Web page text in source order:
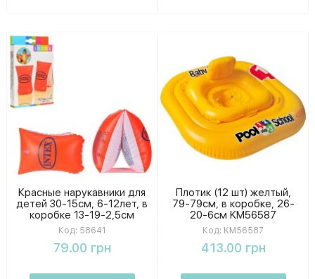
Красные нарукавники для
детей 30-15см, 6-12лет, в
коробке 13-19-2,5см
Код: 58641
79.00 грн
Плотик (12 шт) желтый,
79-79см, в коробке, 26-
20-6см KM56587
Код: KM56587
413.00 грн